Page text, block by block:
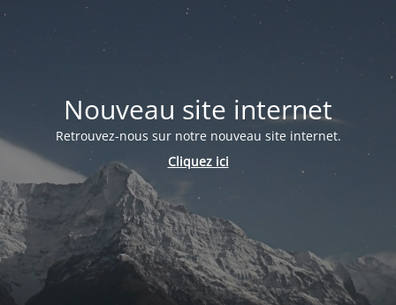
Nouveau site internet
Retrouvez-nous sur notre nouveau site internet.
Cliquez ici